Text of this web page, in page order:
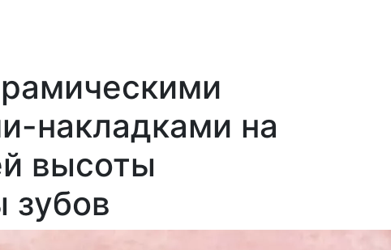
накладками на
высоты
зубов